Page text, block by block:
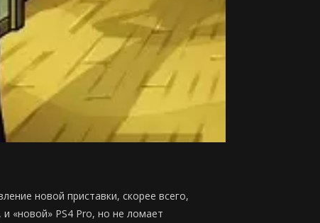
новой приставки, скорее всего,
«новой» PS4 Pro, но не ломает